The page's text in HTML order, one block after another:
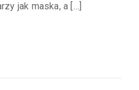
jak maska, a […]